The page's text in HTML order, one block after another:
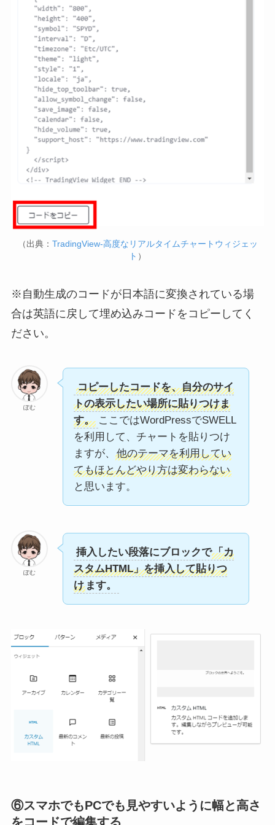
（出典： TradingView-高度なリアルタイムチャートウィジェッ
ト ）
※自動生成のコードが日本語に変換されている場
合は英語に戻して埋め込みコードをコピーしてく
ださい。
ぽむ
コピーしたコードを、自分のサイ
トの表示したい場所に貼りつけま
す。 ここではWordPressでSWELL
を利用して、チャートを貼りつけ
ますが、
他のテーマを利用してい
てもほとんどやり方は変わらない
と思います。
ぽむ
挿入したい段落にブロックで「カ
スタムHTML」を挿入して貼りつ
けます。
⑥スマホでもPCでも見やすいように幅と高さ
をコードで編集する